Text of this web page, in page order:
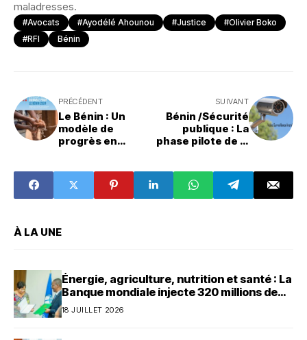
maladresses.
#Avocats #Ayodélé Ahounou #Justice
#Olivier Boko
#RFI
Bénin
PRÉCÉDENT
Le Bénin : Un
modèle de
progrès en
Durable en 2024
SUIVANT
Bénin /Sécurité
publique : La
phase pilote de la
Cotonou, Porto-
Novo, Ouidah,
Abomey-Calavi et
À LA UNE
Énergie, agriculture, nutrition et santé : La
Banque mondiale injecte 320 millions de
dollars au Bénin
18 JUILLET 2026